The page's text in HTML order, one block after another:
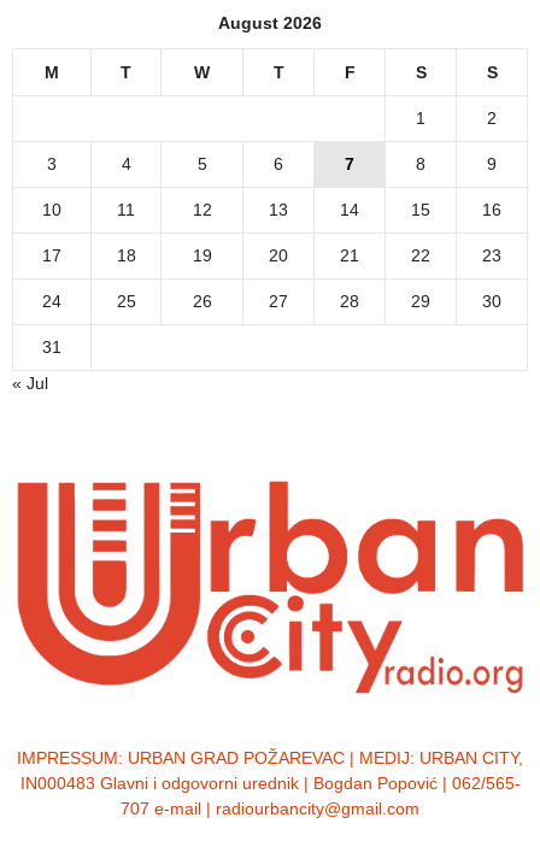
August 2026
M T W T F S S
1 2
3 4 5 6 7 8 9
10 11 12 13 14 15 16
17 18 19 20 21 22 23
24 25 26 27 28 29 30
31
« Jul
IMPRESSUM: URBAN GRAD POŽAREVAC | MEDIJ: URBAN CITY,
IN000483 Glavni i odgovorni urednik | Bogdan Popović | 062/565-
707 e-mail | radiourbancity@gmail.com